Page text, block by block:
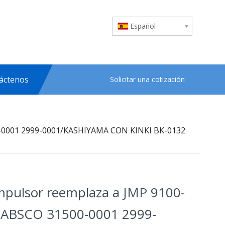
Español
Solicitar una cotización
2999-0001/KASHIYAMA CON KINKI BK-0132
reemplaza a JMP 9100-
31500-0001 2999-